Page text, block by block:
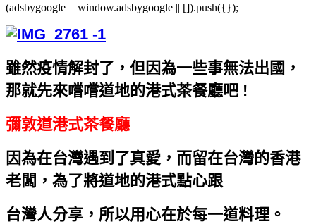
(adsbygoogle = window.adsbygoogle || []).push({});
雖然疫情解封了，但因為一些事無法出國，
那就先來嚐嚐道地的港式茶餐廳吧 !
彌敦道港式茶餐廳
因為在台灣遇到了真愛，而留在台灣的香港
老闆，為了將道地的港式點心跟
台灣人分享，所以用心在於每一道料理。